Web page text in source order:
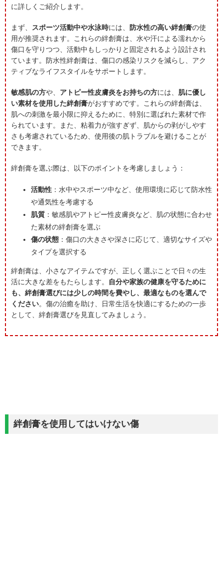
に詳しくご紹介します。
まず、 スポーツ活動中や水泳時には、 防水性の高い絆創膏の使
用が推奨されます。これらの絆創膏は、水や汗による濡れから
傷口を守りつつ、活動中もしっかりと固定されるよう設計され
ています。防水性絆創膏は、傷口の感染リスクを減らし、アク
ティブなライフスタイルをサポートします。
敏感肌の方や、 アトピー性皮膚炎をお持ちの方には、 肌に優し
い素材を使用した絆創膏がおすすめです。これらの絆創膏は、
肌への刺激を最小限に抑えるために、特別に選ばれた素材で作
られています。また、粘着力が強すぎず、肌からの剥がしやす
さも考慮されているため、使用後の肌トラブルを避けることが
できます。
絆創膏を選ぶ際は、以下のポイントを考慮しましょう：
活動性 ：水中やスポーツ中など、使用環境に応じて防水性
や通気性を考慮する
肌質 ：敏感肌やアトピー性皮膚炎など、肌の状態に合わせ
た素材の絆創膏を選ぶ
傷の状態 ：傷口の大きさや深さに応じて、適切なサイズや
タイプを選択する
絆創膏は、小さなアイテムですが、正しく選ぶことで日々の生
活に大きな差をもたらします。
自分や家族の健康を守るために
も、絆創膏選びには少しの時間を費やし、最適なものを選んで
ください。傷の治癒を助け、日常生活を快適にするための一歩
として、絆創膏選びを見直してみましょう。
絆創膏を使用してはいけない傷